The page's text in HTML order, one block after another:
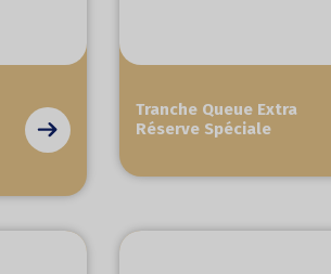
Tranche Queue Extra
Réserve Spéciale